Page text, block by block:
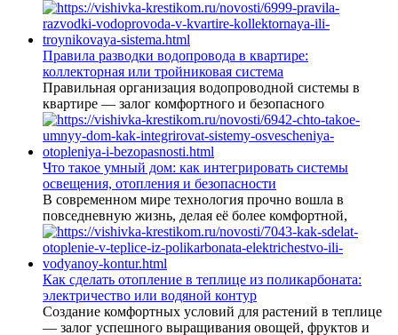
Правила разводки водопровода в квартире:
коллекторная или тройниковая система
Правильная организация водопроводной системы в
квартире — залог комфортного и безопасного
Что такое умный дом: как интегрировать системы
освещения, отопления и безопасности
В современном мире технология прочно вошла в
повседневную жизнь, делая её более комфортной,
Как сделать отопление в теплице из поликарбоната:
электричество или водяной контур
Создание комфортных условий для растений в теплице
— залог успешного выращивания овощей, фруктов и